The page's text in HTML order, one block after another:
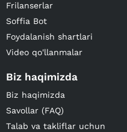
Frilanserlar
Soffia Bot
Foydalanish shartlari
Video qo'llanmalar
Biz haqimizda
Biz haqimizda
Savollar (FAQ)
Talab va takliflar uchun